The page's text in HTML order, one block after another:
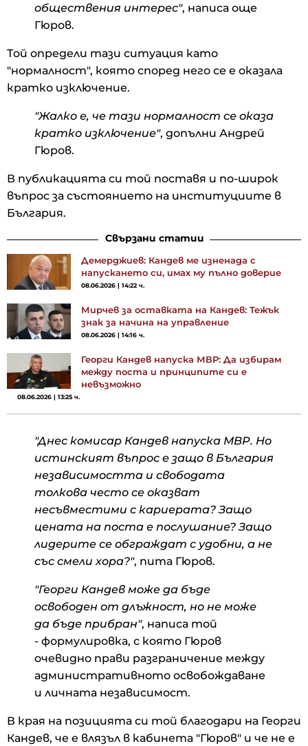
обществения интерес", написа още
Гюров.
Той определи тази ситуация като
"нормалност", която според него се е оказала
кратко изключение.
"Жалко е, че тази нормалност се оказа
кратко изключение", допълни Андрей
Гюров.
В публикацията си той поставя и по-широк
въпрос за състоянието на институциите в
България.
Свързани статии
Демерджиев: Кандев ме изненада с
напускането си, имах му пълно доверие
08.06.2026 | 14:22 ч.
Мирчев за оставката на Кандев: Тежък
знак за начина на управление
08.06.2026 | 14:16 ч.
Георги Кандев напуска МВР: Да избирам
между поста и принципите си е
невъзможно
08.06.2026 | 13:25 ч.
"Днес комисар Кандев напуска МВР. Но
истинският въпрос е защо в България
независимостта и свободата
толкова често се оказват
несъвместими с кариерата? Защо
цената на поста е послушание? Защо
лидерите се обграждат с удобни, а не
със смели хора?", пита Гюров.
"Георги Кандев може да бъде
освободен от длъжност, но не може
да бъде прибран", написа той
- формулировка, с която Гюров
очевидно прави разграничение между
административното освобождаване
и личната независимост.
В края на позицията си той благодари на Георги
Кандев, че е влязъл в кабинета "Гюров" и че не е